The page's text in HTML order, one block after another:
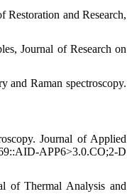
and Research,
Journal of Research on
and Raman spectroscopy.
Journal of Applied
APP6>3.0.CO;2-D
of Thermal Analysis and